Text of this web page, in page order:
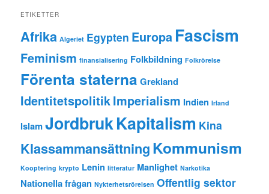
ETIKETTER
Afrika Algeriet Egypten Europa Fascism
Feminism finansialisering Folkbildning Folkrörelse
Förenta staterna Grekland
IdentitetspolitikImperialism Indien Irland
IslamJordbrukKapitalism Kina
KlassammansättningKommunism
Kooptering krypto Lenin litteratur Manlighet Narkotika
Nationella frågan Nykterhetsrörelsen Offentlig sektor